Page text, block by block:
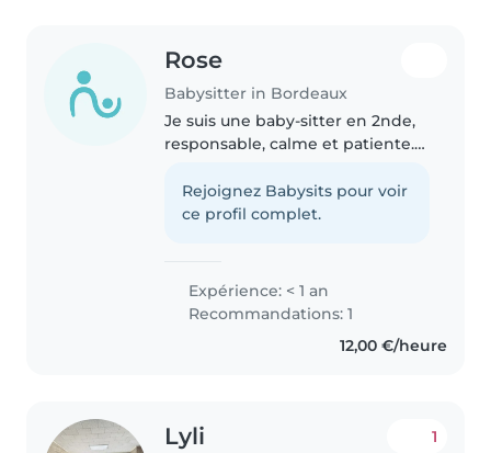
Rose
Babysitter in Bordeaux
Je suis une baby-sitter en 2nde,
responsable, calme et patiente.
professionnelle, mais je suis très
à l'aise avec les enfants de tous
Rejoignez Babysits pour voir
ce profil complet.
Expérience: < 1 an
Recommandations: 1
12,00 €/heure
Lyli 1